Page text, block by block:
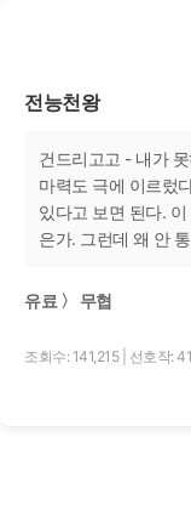
전능천왕
건드리고고 - 내가
마력도 극에 이르렀
있다고 보면 된다.
은가. 그런데 왜 안
유료 〉 무협
조회수: 141,215 선호작: